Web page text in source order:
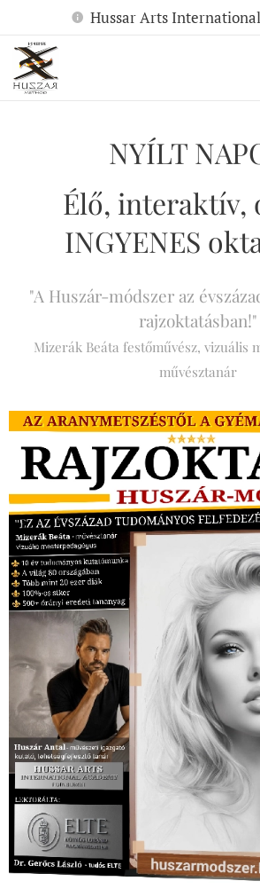
Hussar Arts
NYÍLT
Élő, interaktív,
INGYENES
"A Huszár-módszer az
rajzoktatásban!"
Mizerák Beáta festőművész, vizuális
művésztanár